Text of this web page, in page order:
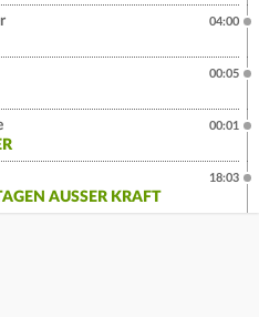
04:00
00:05
00:01
AUSSER KRAFT
18:03